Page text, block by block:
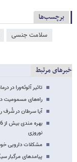
برچسب‌ها
سلامت جنسی
خبرهای مرتبط
تاثیر آلوئه‌ورا در
راه‌های مسمومیت
آیا سرطان در
نوروزی
مشکلات دارویی خود را به
پیامدهای مرگبار